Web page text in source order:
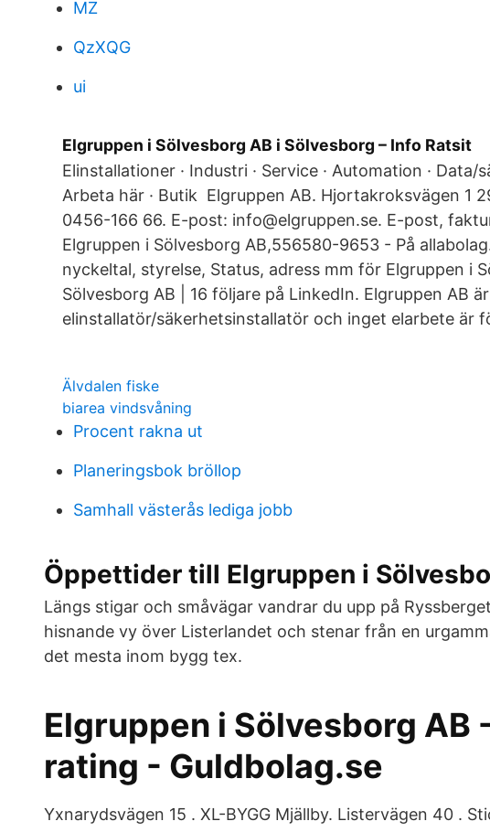
MZ
QzXQG
ui
Elgruppen i Sölvesborg AB i Sölvesborg – Info Ratsit
Elinstallationer · Industri · Service · Automation · Data/
Arbeta här · Butik Elgruppen AB. Hjortakroksvägen 1
0456-166 66. E-post: info@elgruppen.se. E-post,
Elgruppen i Sölvesborg AB,556580-9653 - På
nyckeltal, styrelse, Status, adress mm för Elgruppen i
Sölvesborg AB | 16 följare på LinkedIn. Elgruppen AB
elinstallatör/säkerhetsinstallatör och inget elarbete är
Älvdalen fiske
biarea vindsvåning
Procent rakna ut
Planeringsbok bröllop
Samhall västerås lediga jobb
Öppettider till Elgruppen i
Längs stigar och småvägar vandrar du upp på
hisnande vy över Listerlandet och stenar från en
det mesta inom bygg tex.
Elgruppen i Sölvesborg AB
rating - Guldbolag.se
Yxnarydsvägen 15 . XL-BYGG Mjällby. Listervägen 40 .